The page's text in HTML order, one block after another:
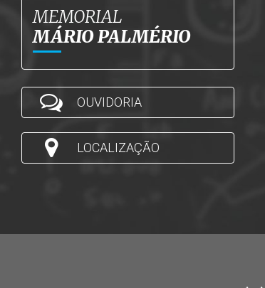
MEMORIAL
MÁRIO PALMÉRIO
OUVIDORIA
LOCALIZAÇÃO